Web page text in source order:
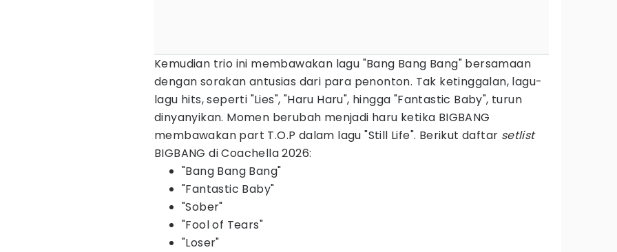
Kemudian trio ini membawakan lagu "Bang Bang Bang" bersamaan
dengan sorakan antusias dari para penonton. Tak ketinggalan, lagu-
lagu hits, seperti "Lies", "Haru Haru", hingga "Fantastic Baby", turun
dinyanyikan. Momen berubah menjadi haru ketika BIGBANG
membawakan part T.O.P dalam lagu "Still Life". Berikut daftar setlist
BIGBANG di Coachella 2026:
"Bang Bang Bang"
"Fantastic Baby"
"Sober"
"Fool of Tears"
"Loser"